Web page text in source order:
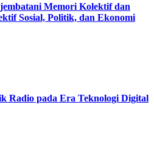
Memori Kolektif dan
Sosial, Politik, dan Ekonomi
Radio pada Era Teknologi Digital